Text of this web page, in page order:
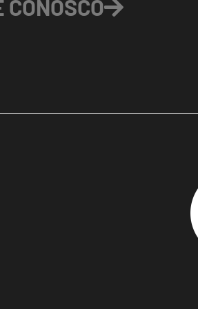
CONOSCO